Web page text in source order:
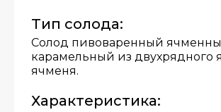
Тип солода:
Солод пивоваренный
карамельный из двухрядного
ячменя.
Характеристика: